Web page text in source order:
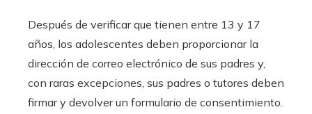
Después de verificar que tienen entre 13 y 17
años, los adolescentes deben proporcionar la
dirección de correo electrónico de sus padres y,
con raras excepciones, sus padres o tutores deben
firmar y devolver un formulario de consentimiento.